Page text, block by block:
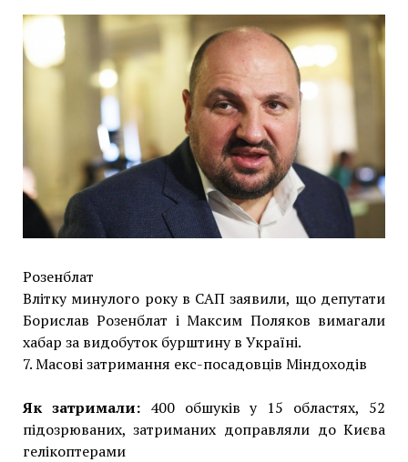
Розенблат
Влітку минулого року в САП заявили, що депутати
Борислав Розенблат і Максим Поляков вимагали
хабар за видобуток бурштину в Україні.
7. Масові затримання екс-посадовців Міндоходів
Як затримали: 400 обшуків у 15 областях, 52
підозрюваних, затриманих доправляли до Києва
гелікоптерами